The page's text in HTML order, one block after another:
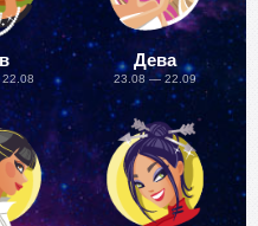
Дева
23.08 — 22.09